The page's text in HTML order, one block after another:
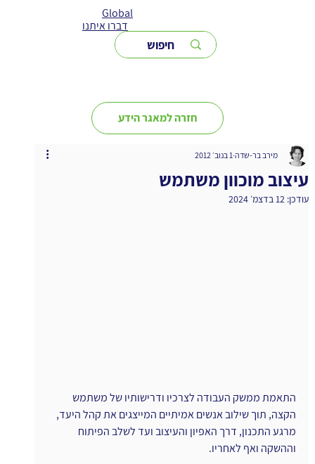
Global
דברו איתנו
חזרה למאגר הידע
עיצוב מוכוון משתמש
מירב בר-שדה 1 בנוב׳ 2012
עודכן: 12 בדצמ׳ 2024
התאמת ממשק העבודה לצרכיו ודרישותיו של משתמש
הקצה, תוך שילוב אנשים אמיתיים המייצגים את קהל היעד,
מרגע התכנון, דרך האפיון והעיצוב ועד לשלב הפיתוח
וההשקה ואף לאחריו.